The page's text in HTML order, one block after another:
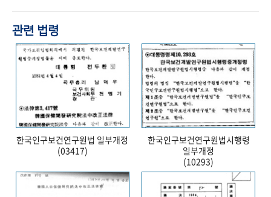
관련 법령
한국인구보건연구원법 일부개정
(03417)
한국인구보건연구원법시행령
일부개정
(10293)